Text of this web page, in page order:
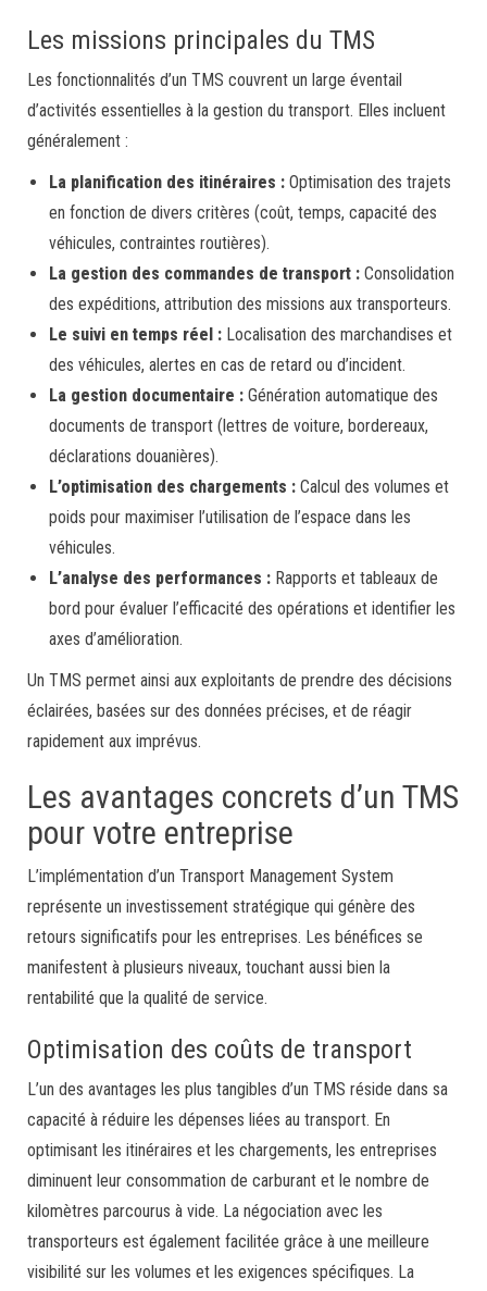
Les missions principales du TMS
Les fonctionnalités d’un TMS couvrent un large éventail
d’activités essentielles à la gestion du transport. Elles incluent
généralement :
La planification des itinéraires : Optimisation des trajets
en fonction de divers critères (coût, temps, capacité des
véhicules, contraintes routières).
La gestion des commandes de transport : Consolidation
des expéditions, attribution des missions aux transporteurs.
Le suivi en temps réel : Localisation des marchandises et
des véhicules, alertes en cas de retard ou d’incident.
La gestion documentaire : Génération automatique des
documents de transport (lettres de voiture, bordereaux,
déclarations douanières).
L’optimisation des chargements : Calcul des volumes et
poids pour maximiser l’utilisation de l’espace dans les
véhicules.
L’analyse des performances : Rapports et tableaux de
bord pour évaluer l’efficacité des opérations et identifier les
axes d’amélioration.
Un TMS permet ainsi aux exploitants de prendre des décisions
éclairées, basées sur des données précises, et de réagir
rapidement aux imprévus.
Les avantages concrets d’un TMS
pour votre entreprise
L’implémentation d’un Transport Management System
représente un investissement stratégique qui génère des
retours significatifs pour les entreprises. Les bénéfices se
manifestent à plusieurs niveaux, touchant aussi bien la
rentabilité que la qualité de service.
Optimisation des coûts de transport
L’un des avantages les plus tangibles d’un TMS réside dans sa
capacité à réduire les dépenses liées au transport. En
optimisant les itinéraires et les chargements, les entreprises
diminuent leur consommation de carburant et le nombre de
kilomètres parcourus à vide. La négociation avec les
transporteurs est également facilitée grâce à une meilleure
visibilité sur les volumes et les exigences spécifiques. La